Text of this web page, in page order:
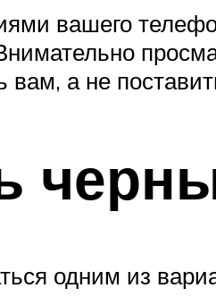
вашего
а не
одним из